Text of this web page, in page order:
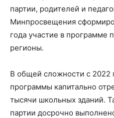
партии, родителей и
Минпросвещения
года участие в программе
регионы.
В общей сложности с 2022
программы капитально
тысячи школьных зданий.
партии досрочно